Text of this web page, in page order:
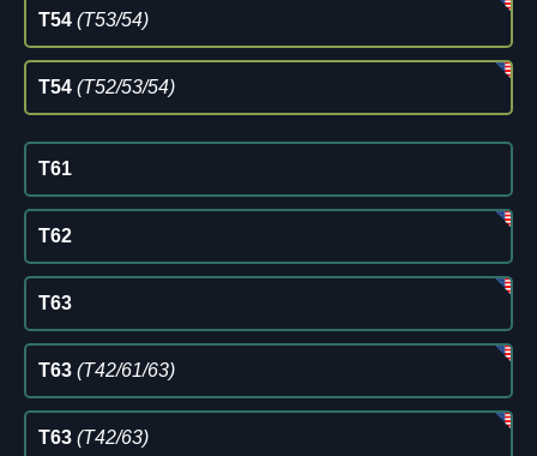
T54 (T53/54)
T54 (T52/53/54)
T61
T62
T63
T63 (T42/61/63)
T63 (T42/63)